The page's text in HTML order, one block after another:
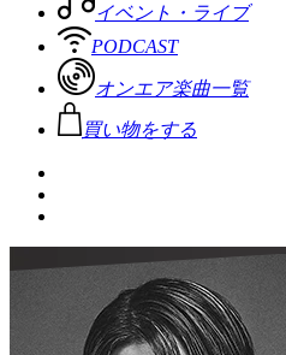
イベント・ライブ
PODCAST
オンエア楽曲一覧
買い物をする